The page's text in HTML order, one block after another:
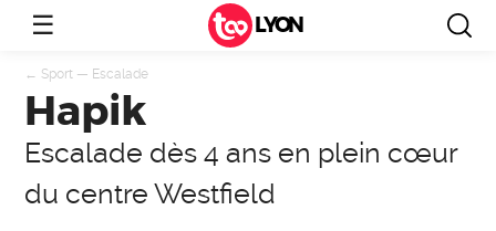
☰ LYON
← Sport — Escalade
Hapik
Escalade dès 4 ans en plein cœur
du centre Westfield